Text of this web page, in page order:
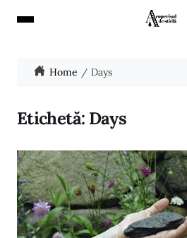
Home Days
Etichetă: Days